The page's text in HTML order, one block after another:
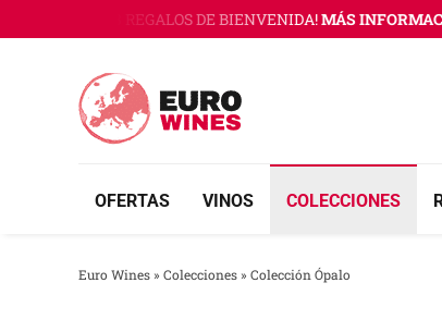
al
CON 3 REGALOS DE BIENVENIDA!MÁS
OFERTAS VINOS COLECCIONES
Euro Wines» Colecciones» Colección Ópalo